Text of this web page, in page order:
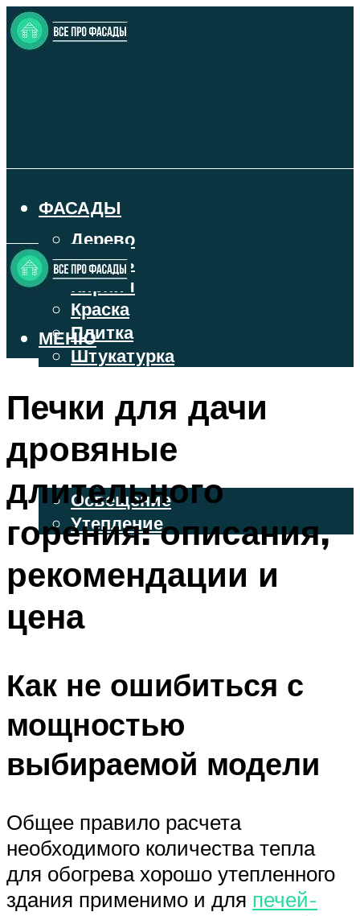
ФАСАДЫ
Дерево
Камень
Кирпич
Краска
Плитка
Штукатурка
ФАСАДНЫЙ САЙДИНГ
ОСВЕЩЕНИЕ И УТЕПЛЕНИЕ
Освещение
Утепление
ДЕКОР
МЕНЮ
МЕНЮ
Печки для дачи
дровяные
длительного
горения: описания,
рекомендации и
цена
Как не ошибиться с
мощностью
выбираемой модели
Общее правило расчета
необходимого количества тепла
для обогрева хорошо утепленного
здания применимо и для печей-